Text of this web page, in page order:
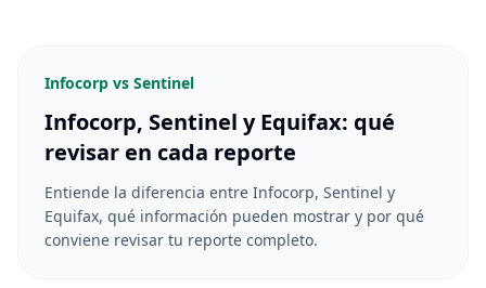
Infocorp vs Sentinel
Infocorp, Sentinel y Equifax: qué
revisar en cada reporte
Entiende la diferencia entre Infocorp, Sentinel y
Equifax, qué información pueden mostrar y por qué
conviene revisar tu reporte completo.